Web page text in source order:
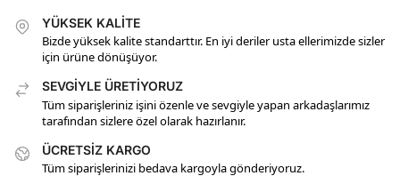
YÜKSEK KALİTE
Bizde yüksek kalite standarttır. En iyi deriler usta ellerimizde sizler
için ürüne dönüşüyor.
SEVGİYLE ÜRETİYORUZ
Tüm siparişleriniz işini özenle ve sevgiyle yapan arkadaşlarımız
tarafından sizlere özel olarak hazırlanır.
ÜCRETSİZ KARGO
Tüm siparişlerinizi bedava kargoyla gönderiyoruz.